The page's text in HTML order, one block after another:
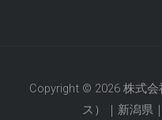
Copyright © 2026 株式
ス）｜新潟県